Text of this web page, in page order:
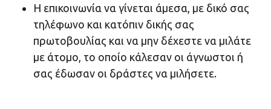
Η επικοινωνία να γίνεται άμεσα, με δικό σας
τηλέφωνο και κατόπιν δικής σας
πρωτοβουλίας και να μην δέχεστε να μιλάτε
με άτομο, το οποίο κάλεσαν οι άγνωστοι ή
σας έδωσαν οι δράστες να μιλήσετε.